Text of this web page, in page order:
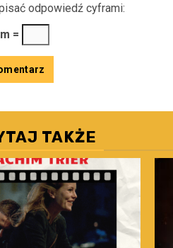
odpowiedź cyframi:
=
TAKŻE